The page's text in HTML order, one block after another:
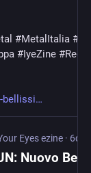
#MetalItalia #
#IyeZine #
bellissi
Eyes ezine · 6d